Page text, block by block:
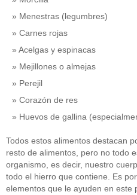
Menestras (legumbres)
Carnes rojas
Acelgas y espinacas
Mejillones o almejas
Perejil
Corazón de res
Huevos de gallina
Todos estos alimentos destacan
resto de alimentos, pero no todo
organismo, es decir, nuestro
todo el hierro que contiene. Es
elementos que le ayuden en este